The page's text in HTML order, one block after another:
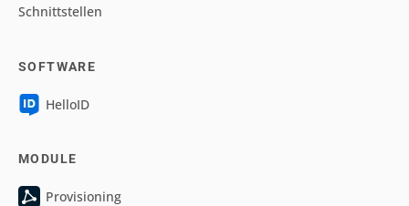
Schnittstellen
SOFTWARE
HelloID
MODULE
Provisioning